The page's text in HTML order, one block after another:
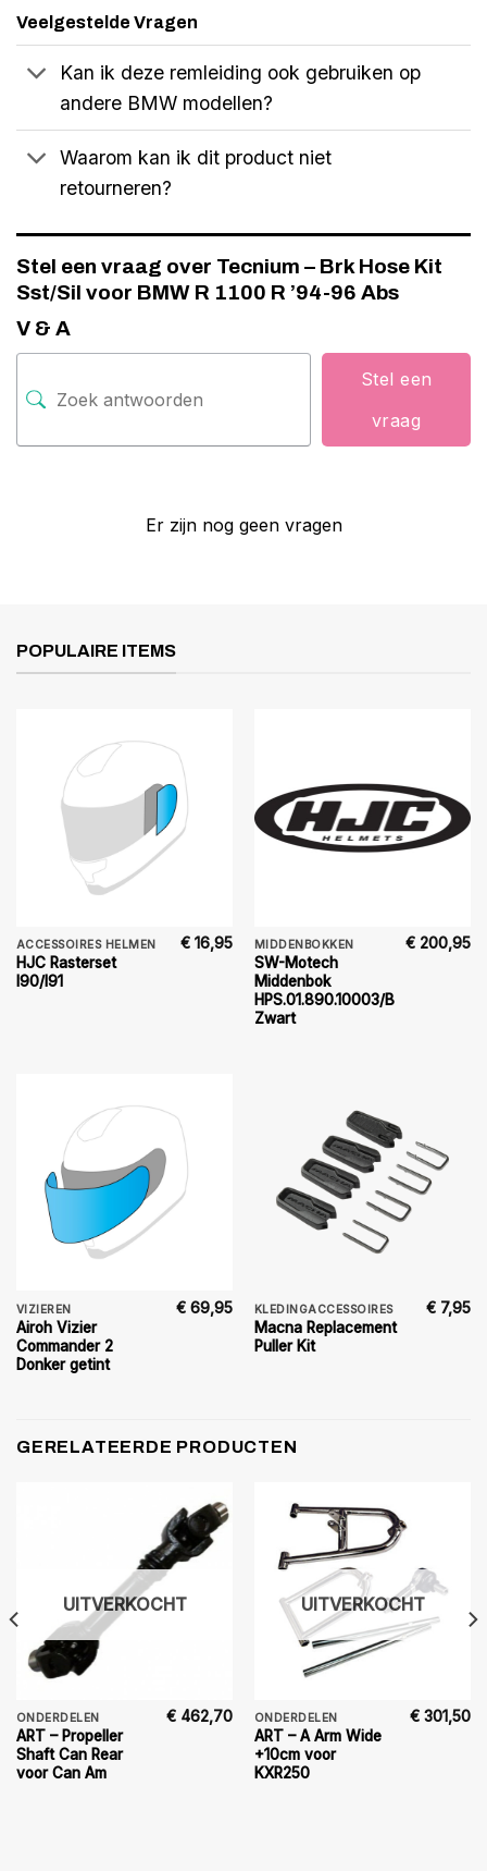
Veelgestelde Vragen
Kan ik deze remleiding ook gebruiken op
andere BMW modellen?
Waarom kan ik dit product niet
retourneren?
Stel een vraag over Tecnium – Brk Hose Kit
Sst/Sil voor BMW R 1100 R ’94-96 Abs
V & A
Stel een
vraag
Er zijn nog geen vragen
POPULAIRE ITEMS
ACCESSOIRES HELMEN
HJC Rasterset
I90/I91
€ 16,95 MIDDENBOKKEN
SW-Motech
Middenbok
HPS.01.890.10003/B
Zwart
€ 200,95
VIZIEREN
Airoh Vizier
Commander 2
Donker getint
€ 69,95 KLEDINGACCESSOIRES
Macna Replacement
Puller Kit
€ 7,95
GERELATEERDE PRODUCTEN
UITVERKOCHT
ONDERDELEN
ART – Propeller
Shaft Can Rear
voor Can Am
€ 462,70
UITVERKOCHT
ONDERDELEN
ART – A Arm Wide
+10cm voor
KXR250
€ 301,50